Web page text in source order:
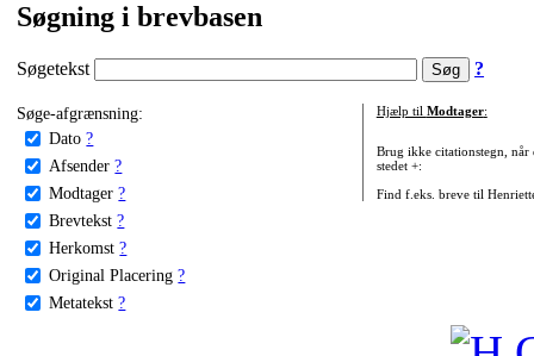
Søgning i brevbasen
Søgetekst ?
Søge-afgrænsning:
Dato ?
Afsender ?
Modtager ?
Brevtekst ?
Herkomst ?
Original Placering ?
Metatekst ?
Hjælp til Modtager:
Brug ikke citationstegn, når
stedet +:
Find f.eks. breve til